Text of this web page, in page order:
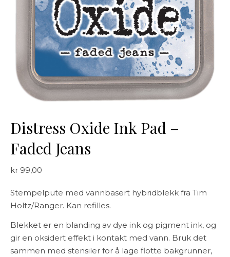
Distress Oxide Ink Pad –
Faded Jeans
kr 99,00
Stempelpute med vannbasert hybridblekk fra Tim
Holtz/Ranger. Kan refilles.
Blekket er en blanding av dye ink og pigment ink, og
gir en oksidert effekt i kontakt med vann. Bruk det
sammen med stensiler for å lage flotte bakgrunner,